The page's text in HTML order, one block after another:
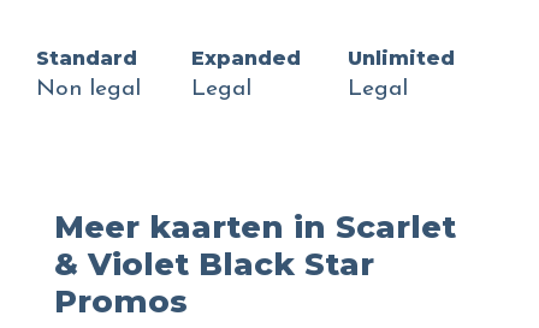
Standard
Non legal
Expanded
Legal
Unlimited
Legal
Meer kaarten in Scarlet
& Violet Black Star
Promos